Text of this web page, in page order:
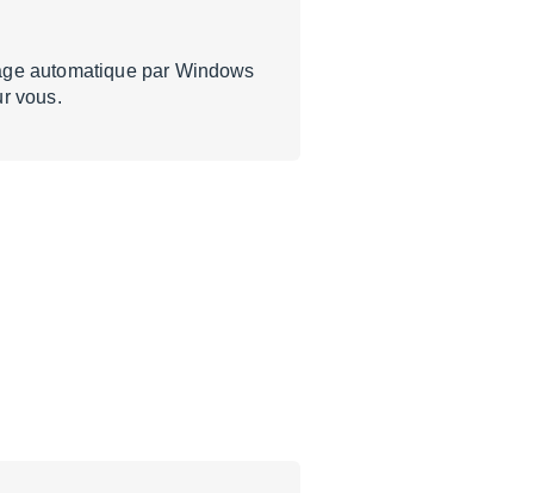
automatique par Windows
vous.